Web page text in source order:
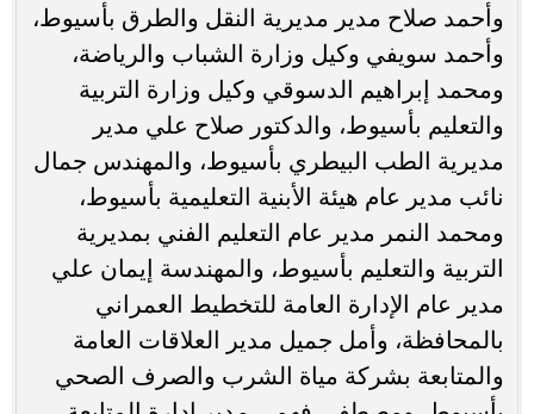
وأحمد صلاح مدير مديرية النقل والطرق بأسيوط،
وأحمد سويفي وكيل وزارة الشباب والرياضة،
ومحمد إبراهيم الدسوقي وكيل وزارة التربية
والتعليم بأسيوط، والدكتور صلاح علي مدير
مديرية الطب البيطري بأسيوط، والمهندس جمال
نائب مدير عام هيئة الأبنية التعليمية بأسيوط،
ومحمد النمر مدير عام التعليم الفني بمديرية
التربية والتعليم بأسيوط، والمهندسة إيمان علي
مدير عام الإدارة العامة للتخطيط العمراني
بالمحافظة، وأمل جميل مدير العلاقات العامة
والمتابعة بشركة مياة الشرب والصرف الصحي